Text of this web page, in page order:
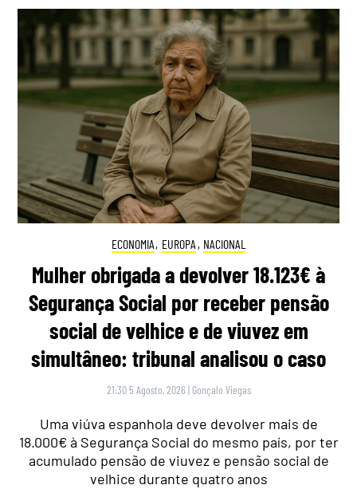
ECONOMIA, EUROPA , NACIONAL
Mulher obrigada a devolver 18.123€ à
Segurança Social por receber pensão
social de velhice e de viuvez em
simultâneo: tribunal analisou o caso
21:30 5 Agosto, 2026 | Gonçalo Viegas
Uma viúva espanhola deve devolver mais de
18.000€ à Segurança Social do mesmo país, por ter
acumulado pensão de viuvez e pensão social de
velhice durante quatro anos